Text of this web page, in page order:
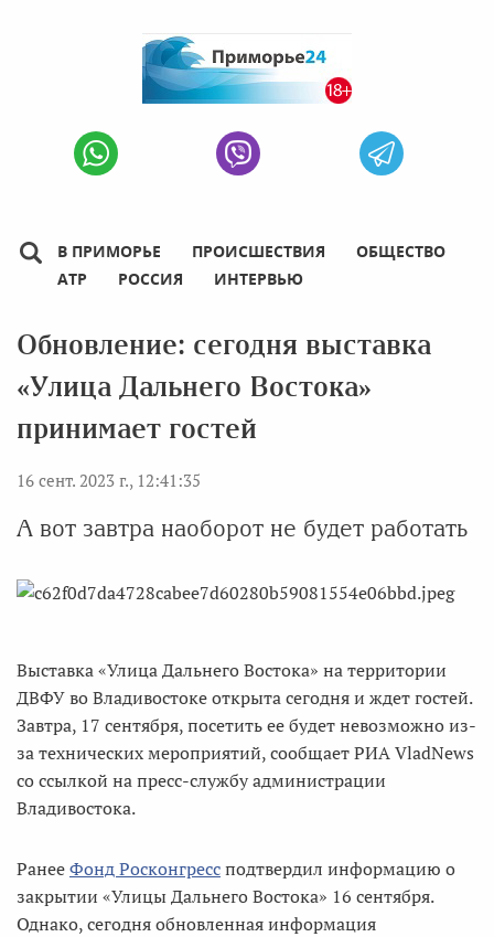
В ПРИМОРЬЕ ПРОИСШЕСТВИЯ
ОБЩЕСТВО
АТР
РОССИЯ ИНТЕРВЬЮ
Обновление: сегодня выставка
«Улица Дальнего Востока»
принимает гостей
16 сент. 2023 г., 12:41:35
А вот завтра наоборот не будет работать
Выставка «Улица Дальнего Востока» на территории
ДВФУ во Владивостоке открыта сегодня и ждет гостей.
Завтра, 17 сентября, посетить ее будет невозможно из-
за технических мероприятий, сообщает РИА VladNews
со ссылкой на пресс-службу администрации
Владивостока.
РанееФонд Росконгрессподтвердил информацию о
закрытии «Улицы Дальнего Востока» 16 сентября.
Однако, сегодня обновленная информация